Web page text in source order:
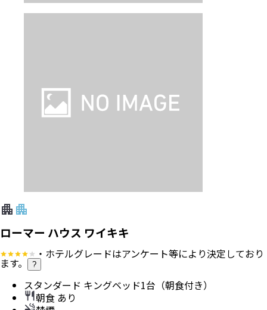
ローマー ハウス ワイキキ
・ホテルグレードはアンケート等により決定しており
ます。 ?
スタンダード キングベッド1台（朝食付き）
朝食 あり